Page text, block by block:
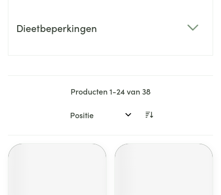
Dieetbeperkingen
Producten1-24van38
Sorteer op: